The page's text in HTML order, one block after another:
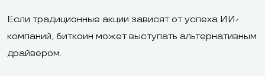
Если традиционные акции зависят от успеха ИИ-
компаний, биткоин может выступать альтернативным
драйвером.